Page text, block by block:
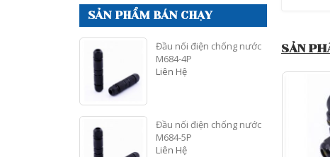
SẢN
SẢN PHẨM BÁN CHẠY
Đầu nối điện chống nước
M684-4P
Liên Hệ
Đầu nối điện chống nước
M684-5P
Liên Hệ